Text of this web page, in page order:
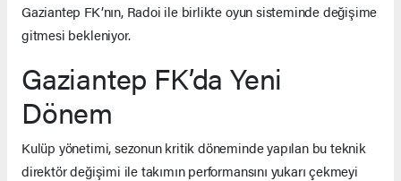
Gaziantep FK’nın, Radoi ile birlikte oyun sisteminde değişime
gitmesi bekleniyor.
Gaziantep FK’da Yeni
Dönem
Kulüp yönetimi, sezonun kritik döneminde yapılan bu teknik
direktör değişimi ile takımın performansını yukarı çekmeyi